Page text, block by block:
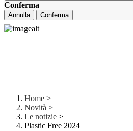
Conferma
Annulla Conferma
Home >
Novità >
Le notizie >
Plastic Free 2024